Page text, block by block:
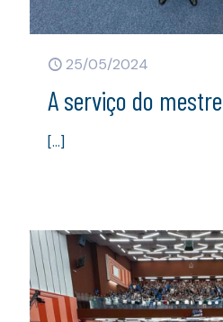
25/05/2024
A serviço do mestre
[…]